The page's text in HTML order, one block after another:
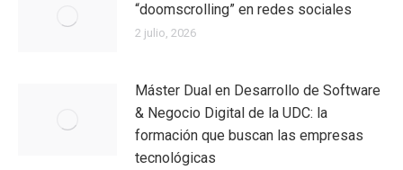
“doomscrolling” en redes sociales
2 julio, 2026
Máster Dual en Desarrollo de Software
& Negocio Digital de la UDC: la
formación que buscan las empresas
tecnológicas